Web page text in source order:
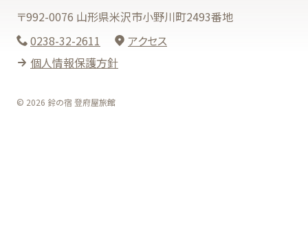
〒992-0076 山形県米沢市小野川町2493番地
0238-32-2611
アクセス
個人情報保護方針
© 2026 鈴の宿 登府屋旅館